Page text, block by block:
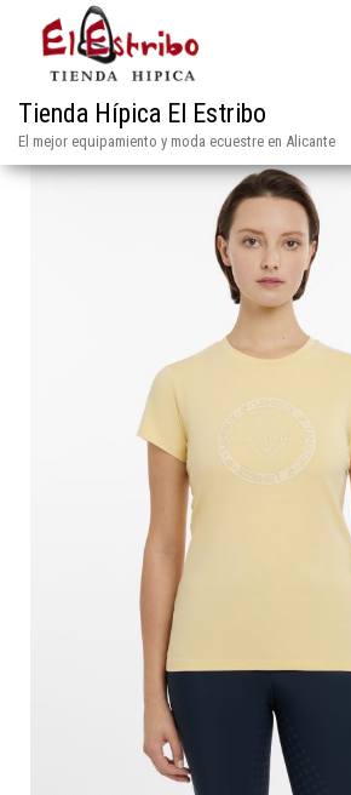
Tienda Hípica El Estribo
El mejor equipamiento y moda ecuestre en Alicante